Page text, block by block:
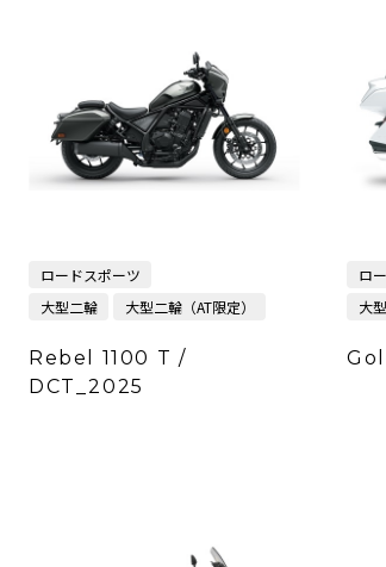
ロードスポーツ
大型二輪
大型二輪（AT限定）
Rebel 1100 T /
DCT_2025
ロ
大